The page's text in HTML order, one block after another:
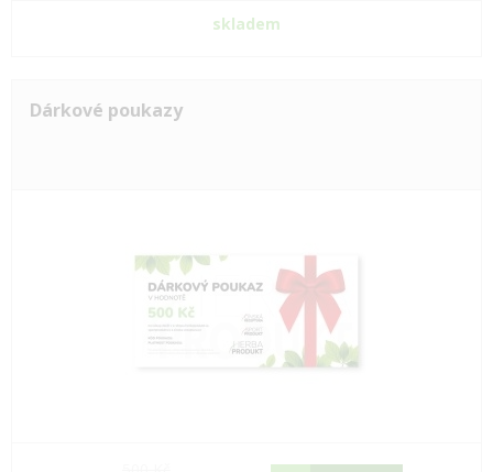
skladem
Dárkové poukazy